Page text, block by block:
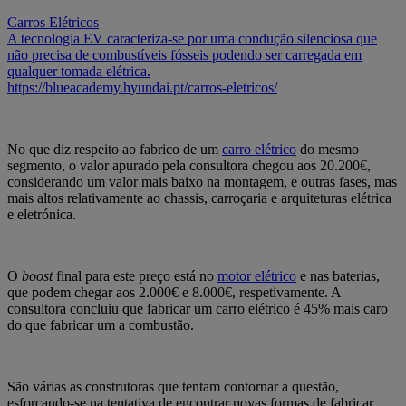
Carros Elétricos
A tecnologia EV caracteriza-se por uma condução silenciosa que
não precisa de combustíveis fósseis podendo ser carregada em
qualquer tomada elétrica.
https://blueacademy.hyundai.pt/carros-eletricos/
No que diz respeito ao fabrico de um carro elétrico do mesmo
segmento, o valor apurado pela consultora chegou aos 20.200€,
considerando um valor mais baixo na montagem, e outras fases, mas
mais altos relativamente ao chassis, carroçaria e arquiteturas elétrica
e eletrónica.
O boostfinal para este preço está no motor elétrico e nas baterias,
que podem chegar aos 2.000€ e 8.000€, respetivamente. A
consultora concluiu que fabricar um carro elétrico é 45% mais caro
do que fabricar um a combustão.
São várias as construtoras que tentam contornar a questão,
esforçando-se na tentativa de encontrar novas formas de fabricar